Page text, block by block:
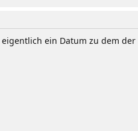
ein Datum zu dem